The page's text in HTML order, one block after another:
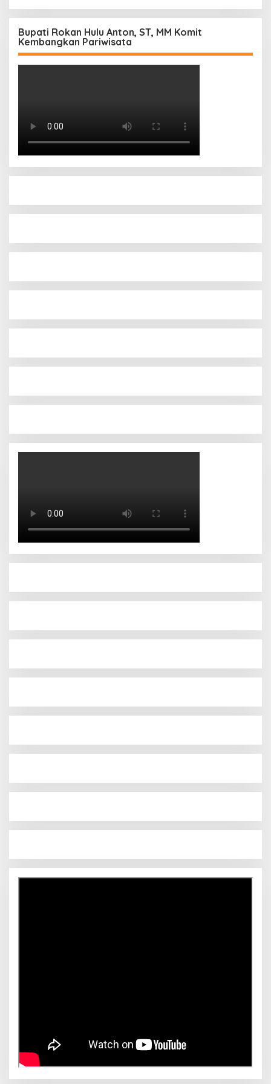
Bupati Rokan Hulu Anton, ST, MM Komit
Kembangkan Pariwisata